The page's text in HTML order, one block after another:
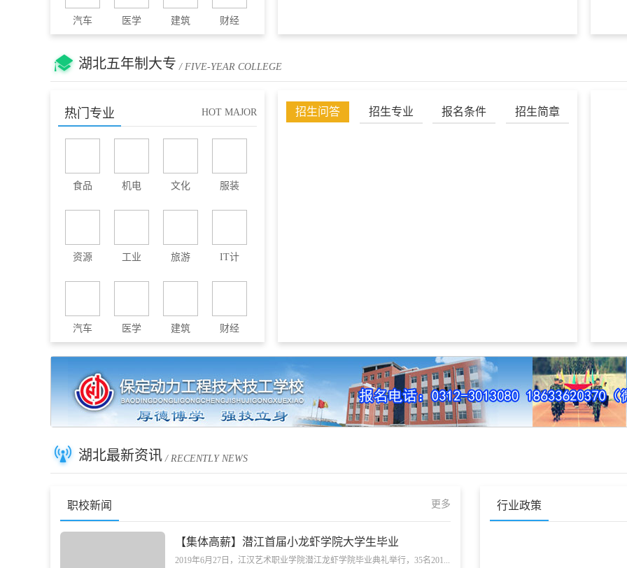
汽车 医学 建筑 财经
湖北五年制大专 / FIVE-YEAR COLLEGE
热门专业 HOT MAJOR
食品 机电 文化 服装
资源 工业 旅游 IT计
汽车 医学 建筑 财经
招生问答 招生专业 报名条件 招生简章
湖北最新资讯 / RECENTLY NEWS
职校新闻 更多
【集体高薪】潜江首届小龙虾学院大学生毕业
2019年6月27日，江汉艺术职业学院潜江龙虾学院毕业典礼举行，35名201...
行业政策